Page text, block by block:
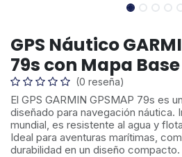
GPS Náutico
79s con Mapa
(0 reseña)
El GPS GARMIN GPSMAP 79s es
diseñado para navegación náutica.
mundial, es resistente al agua y
Ideal para aventuras marítimas,
durabilidad en un diseño compacto.